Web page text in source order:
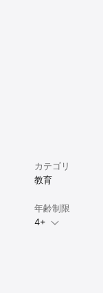
カテゴリ
教育
年齢制限
4+